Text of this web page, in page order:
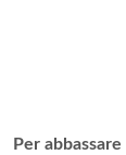
Per abbassare